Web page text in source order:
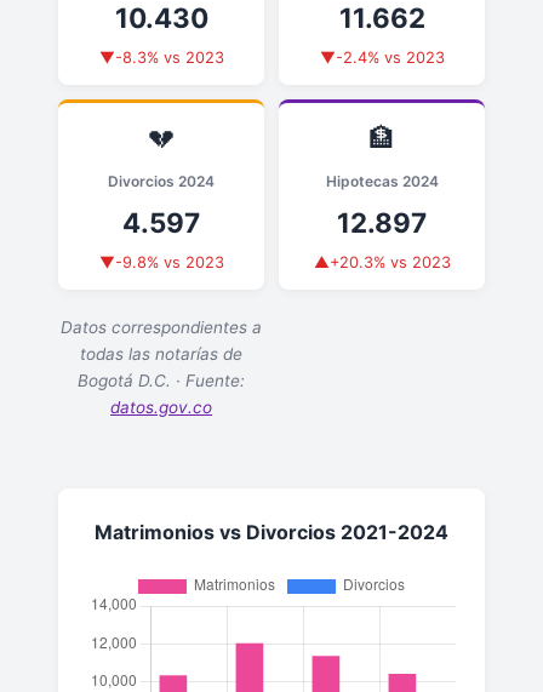
10.430
▼-8.3% vs 2023
11.662
▼-2.4% vs 2023
💔
Divorcios 2024
4.597
▼-9.8% vs 2023
🏦
Hipotecas 2024
12.897
▲+20.3% vs 2023
Datos correspondientes a
todas las notarías de
Bogotá D.C. · Fuente:
datos.gov.co
Matrimonios vs Divorcios 2021-2024